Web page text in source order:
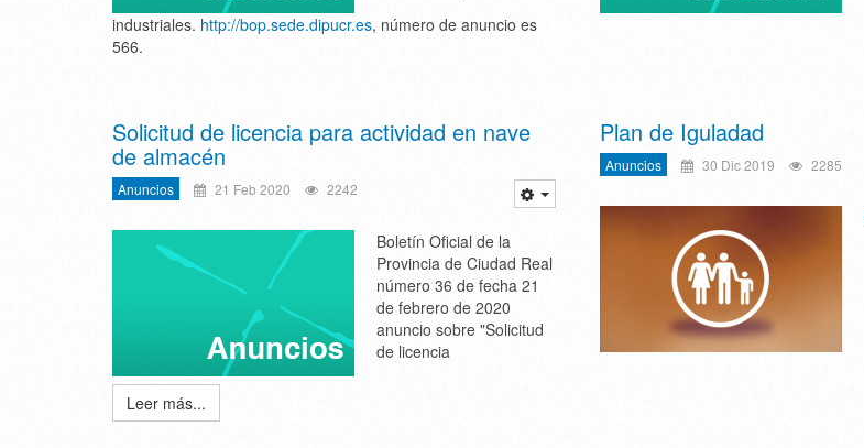
industriales. http://bop.sede.dipucr.es, número de anuncio es
566.
Solicitud de licencia para actividad en nave
de almacén
Anuncios 21 Feb 2020 2242
Boletín Oficial de la
Provincia de Ciudad Real
número 36 de fecha 21
de febrero de 2020
anuncio sobre "Solicitud
de licencia
Leer más...
Plan de Iguladad
Anuncios 30 Dic 2019 2285